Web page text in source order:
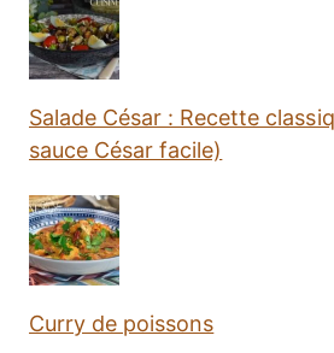
Salade César : Recette
sauce César facile)
Curry de poissons